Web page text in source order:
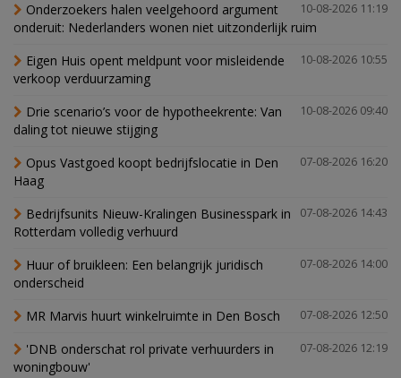
10-08-2026 11:19
Onderzoekers halen veelgehoord argument
onderuit: Nederlanders wonen niet uitzonderlijk ruim
10-08-2026 10:55
Eigen Huis opent meldpunt voor misleidende
verkoop verduurzaming
10-08-2026 09:40
Drie scenario’s voor de hypotheekrente: Van
daling tot nieuwe stijging
07-08-2026 16:20
Opus Vastgoed koopt bedrijfslocatie in Den
Haag
07-08-2026 14:43
Bedrijfsunits Nieuw-Kralingen Businesspark in
Rotterdam volledig verhuurd
07-08-2026 14:00
Huur of bruikleen: Een belangrijk juridisch
onderscheid
07-08-2026 12:50
MR Marvis huurt winkelruimte in Den Bosch
07-08-2026 12:19
'DNB onderschat rol private verhuurders in
woningbouw'